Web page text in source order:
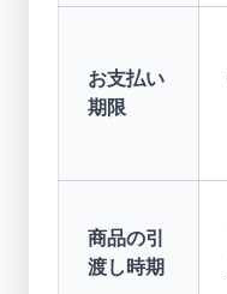
お支払い
期限
商品の引
渡し時期